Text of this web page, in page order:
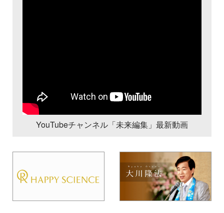
YouTubeチャンネル「未来編集」最新動画